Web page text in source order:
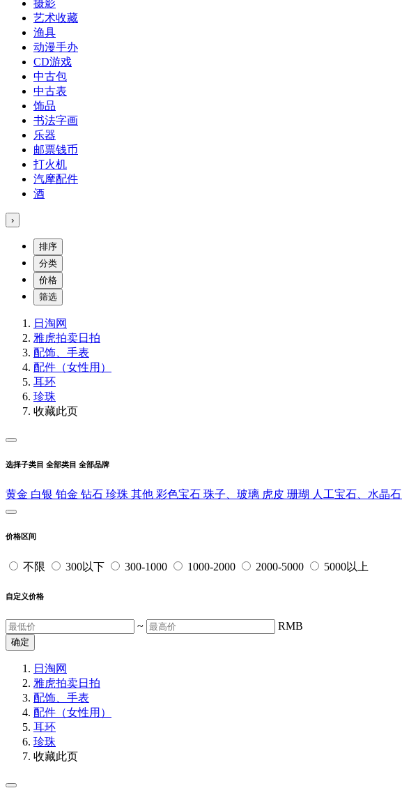
摄影
艺术收藏
渔具
动漫手办
CD游戏
中古包
中古表
饰品
书法字画
乐器
邮票钱币
打火机
汽摩配件
酒
›
排序
分类
价格
筛选
日淘网
雅虎拍卖日拍
配饰、手表
配件（女性用）
耳环
珍珠
收藏此页
选择子类目 全部类目 全部品牌
黄金 白银 铂金 钻石 珍珠 其他 彩色宝石 珠子、玻璃 虎皮 珊瑚 人工宝石、水晶石
价格区间
不限 300以下 300-1000 1000-2000 2000-5000 5000以上
自定义价格
~ RMB
确定
日淘网
雅虎拍卖日拍
配饰、手表
配件（女性用）
耳环
珍珠
收藏此页